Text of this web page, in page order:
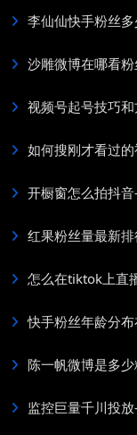
李仙仙快手粉丝
沙雕微博在哪看
视频号起号技巧
如何搜刚才看过
开橱窗怎么拍抖
红果粉丝量最新
怎么在tiktok上直
快手粉丝年龄分
陈一帆微博是多
监控巨量千川投